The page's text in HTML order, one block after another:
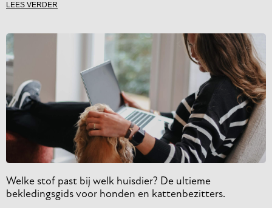
LEES VERDER
Welke stof past bij welk huisdier? De ultieme
bekledingsgids voor honden en kattenbezitters.